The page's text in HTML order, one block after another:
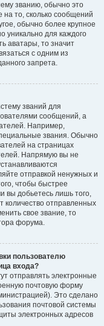
званию, обычно это
на то, сколько сообщений
обычно более крупное
уникально для каждого
аватары, то значит
с одним из
запрета.
званий для
сообщений, а
Например,
звания. Обычно
на страницах
Напрямую вы не
отправкой ненужных и
чтобы быстрее
вы добьетесь лишь того,
количество отправленных
свое звание, то
форума.
пользователю
входа?
отправлять электронные
почтовую форму
Это сделано
почтовой системы
электронных адресов